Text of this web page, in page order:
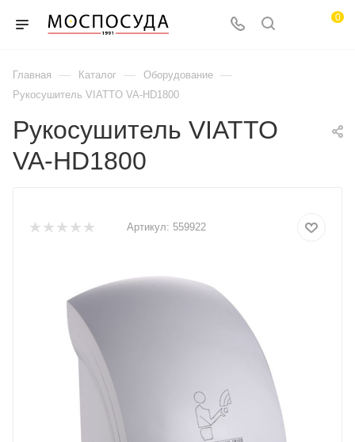
0
Главная — Каталог — Оборудование —
Рукосушитель VIATTO VA-HD1800
Рукосушитель VIATTO
VA-HD1800
Артикул: 559922